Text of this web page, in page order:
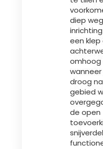
diep
een
droog
gebied
de open